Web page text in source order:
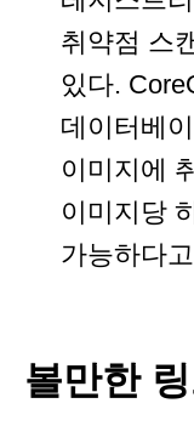
취약점 스
있다.
데이터베
이미지에
이미지당
가능하다
볼만한